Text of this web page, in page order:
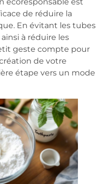
de réduire la
En évitant les tubes
à réduire les
geste compte pour
de votre
étape vers un mode